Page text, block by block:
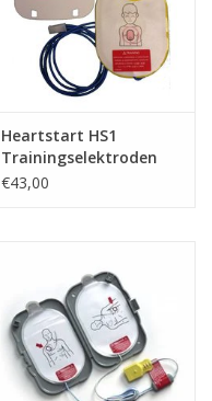
Heartstart HS1
Trainingselektroden
Kind
€43,00